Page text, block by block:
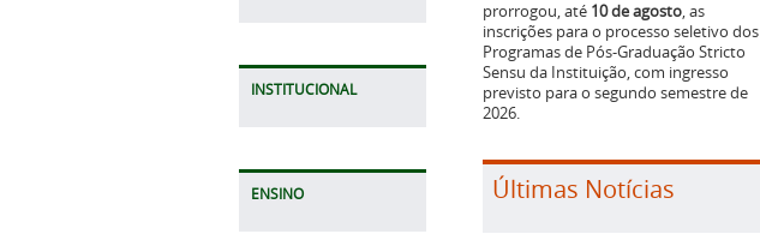
INSTITUCIONAL
ENSINO
prorrogou, até 10 de agosto, as
inscrições para o processo seletivo dos
Programas de Pós-Graduação Stricto
Sensu da Instituição, com ingresso
previsto para o segundo semestre de
2026.
Últimas Notícias